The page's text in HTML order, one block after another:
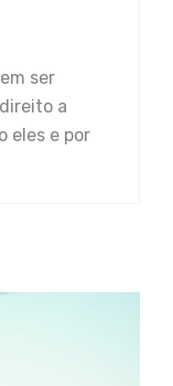
ser
a
eles e por